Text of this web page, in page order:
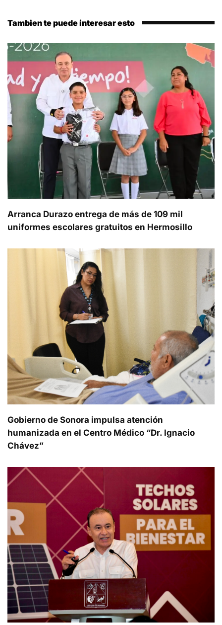
Tambien te puede interesar esto
Arranca Durazo entrega de más de 109 mil
uniformes escolares gratuitos en Hermosillo
Gobierno de Sonora impulsa atención
humanizada en el Centro Médico “Dr. Ignacio
Chávez”